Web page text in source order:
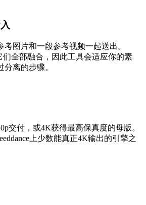
图片和一段参考视频一起送出。
们全部融合，因此工具会适应你的素
离的步骤。
交付，或4K获得最高保真度的母版。
上少数能真正4K输出的引擎之